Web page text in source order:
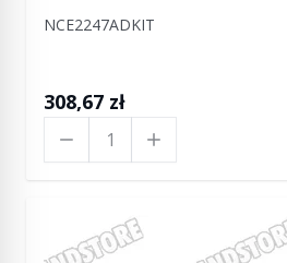
NCE2247ADKIT
308,67 zł